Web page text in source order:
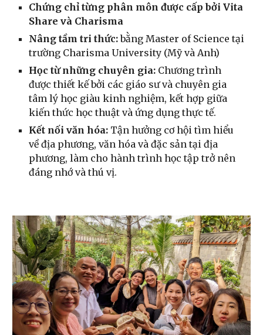
Chứng chỉ từng phân môn được cấp bởi Vita
Share và Charisma
Nâng tầm tri thức: bằng Master of Science tại
trường Charisma University (Mỹ và Anh)
Học từ những chuyên gia: Chương trình
được thiết kế bởi các giáo sư và chuyên gia
tâm lý học giàu kinh nghiệm, kết hợp giữa
kiến thức học thuật và ứng dụng thực tế.
Kết nối văn hóa: Tận hưởng cơ hội tìm hiểu
về địa phương, văn hóa và đặc sản tại địa
phương, làm cho hành trình học tập trở nên
đáng nhớ và thú vị.